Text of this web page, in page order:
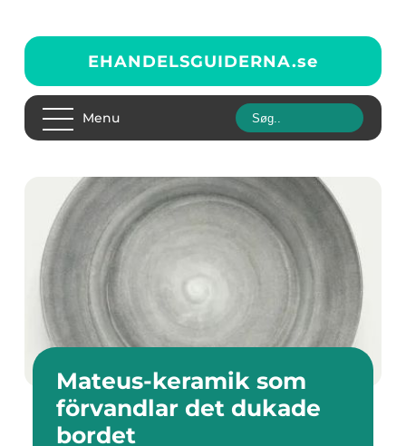
EHANDELSGUIDERNA.se
Menu
Mateus-keramik som
förvandlar det dukade
bordet